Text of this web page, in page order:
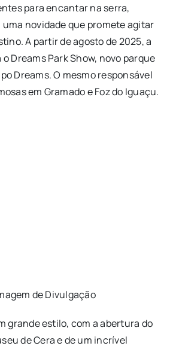
para encantar na serra,
novidade que promete agitar
A partir de agosto de 2025, a
Dreams Park Show, novo parque
Dreams. O mesmo responsável
em Gramado e Foz do Iguaçu.
de Divulgação
grande estilo, com a abertura do
de Cera e de um incrível